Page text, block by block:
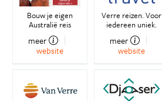
Bouw je eigen
Australië reis
meer
website
Verre reizen. Voor
iedereen uniek.
meer
website